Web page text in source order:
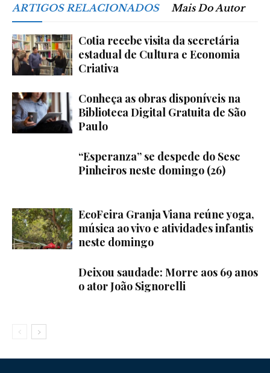
ARTIGOS RELACIONADOS Mais Do Autor
Cotia recebe visita da secretária
estadual de Cultura e Economia
Criativa
Conheça as obras disponíveis na
Biblioteca Digital Gratuita de São
Paulo
“Esperanza” se despede do Sesc
Pinheiros neste domingo (26)
EcoFeira Granja Viana reúne yoga,
música ao vivo e atividades infantis
neste domingo
Deixou saudade: Morre aos 69 anos
o ator João Signorelli